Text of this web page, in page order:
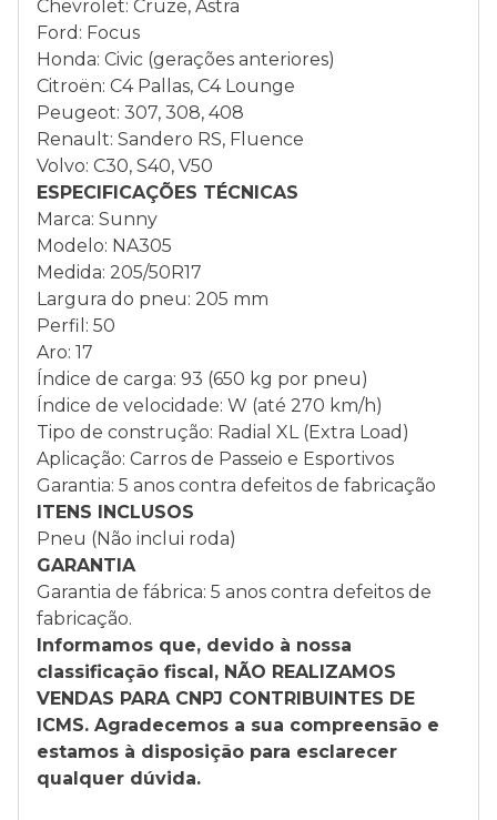
Chevrolet: Cruze, Astra
Ford: Focus
Honda: Civic (gerações anteriores)
Citroën: C4 Pallas, C4 Lounge
Peugeot: 307, 308, 408
Renault: Sandero RS, Fluence
Volvo: C30, S40, V50
ESPECIFICAÇÕES TÉCNICAS
Marca: Sunny
Modelo: NA305
Medida: 205/50R17
Largura do pneu: 205 mm
Perfil: 50
Aro: 17
Índice de carga: 93 (650 kg por pneu)
Índice de velocidade: W (até 270 km/h)
Tipo de construção: Radial XL (Extra Load)
Aplicação: Carros de Passeio e Esportivos
Garantia: 5 anos contra defeitos de fabricação
ITENS INCLUSOS
Pneu (Não inclui roda)
GARANTIA
Garantia de fábrica: 5 anos contra defeitos de
fabricação.
Informamos que, devido à nossa
classificação fiscal, NÃO REALIZAMOS
VENDAS PARA CNPJ CONTRIBUINTES DE
ICMS. Agradecemos a sua compreensão e
estamos à disposição para esclarecer
qualquer dúvida.